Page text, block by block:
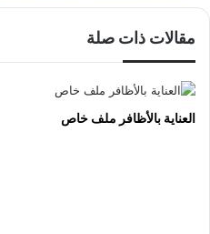
مقالات ذات صلة
العناية بالأظافر ملف خاص